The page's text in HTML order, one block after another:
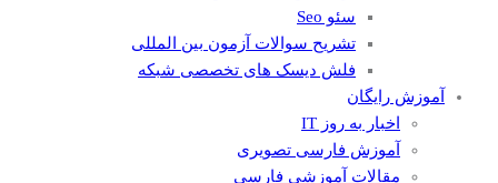
سئو Seo
تشریح سوالات آزمون بین المللی
فلش دیسک های تخصصی شبکه
آموزش رایگان
اخبار به روز IT
آموزش فارسی تصویری
مقالات آموزشی فارسی